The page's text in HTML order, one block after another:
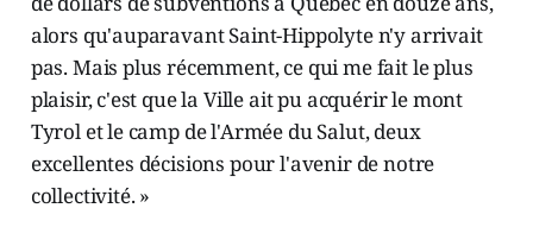
alors qu'auparavant Saint-Hippolyte n'y arrivait
pas. Mais plus récemment, ce qui me fait le plus
plaisir, c'est que la Ville ait pu acquérir le mont
Tyrol et le camp de l'Armée du Salut, deux
excellentes décisions pour l'avenir de notre
collectivité. »